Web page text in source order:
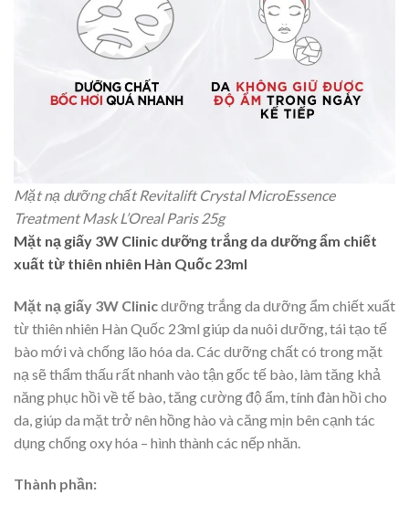
Mặt nạ dưỡng chất Revitalift Crystal MicroEssence
Treatment Mask L’Oreal Paris 25g
Mặt nạ giấy 3W Clinic dưỡng trắng da dưỡng ẩm chiết
xuất từ thiên nhiên Hàn Quốc 23ml
Mặt nạ giấy 3W Clinicdưỡng trắng da dưỡng ẩm chiết xuất
từ thiên nhiên Hàn Quốc 23ml giúp da nuôi dưỡng, tái tạo tế
bào mới và chống lão hóa da. Các dưỡng chất có trong mặt
nạ sẽ thẩm thấu rất nhanh vào tận gốc tế bào, làm tăng khả
năng phục hồi về tế bào, tăng cường độ ẩm, tính đàn hồi cho
da, giúp da mặt trở nên hồng hào và căng mịn bên cạnh tác
dụng chống oxy hóa – hình thành các nếp nhăn.
Thành phần: